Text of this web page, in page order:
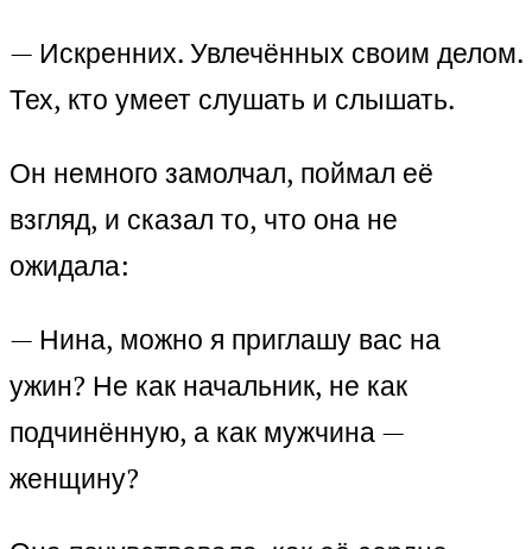
— Искренних. Увлечённых своим делом.
Тех, кто умеет слушать и слышать.
Он немного замолчал, поймал её
взгляд, и сказал то, что она не
ожидала:
— Нина, можно я приглашу вас на
ужин? Не как начальник, не как
подчинённую, а как мужчина —
женщину?